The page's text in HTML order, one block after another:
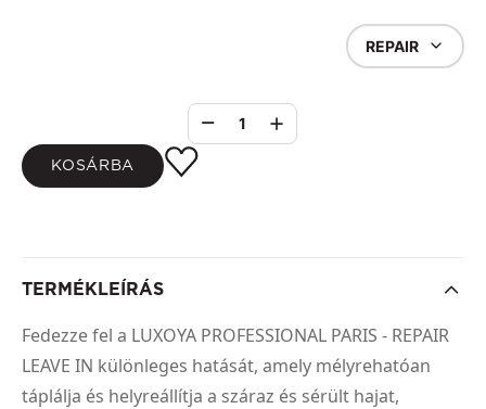
REPAIR
1
KOSÁRBA
TERMÉKLEÍRÁS
Fedezze fel a LUXOYA PROFESSIONAL PARIS - REPAIR
LEAVE IN különleges hatását, amely mélyrehatóan
táplálja és helyreállítja a száraz és sérült hajat,